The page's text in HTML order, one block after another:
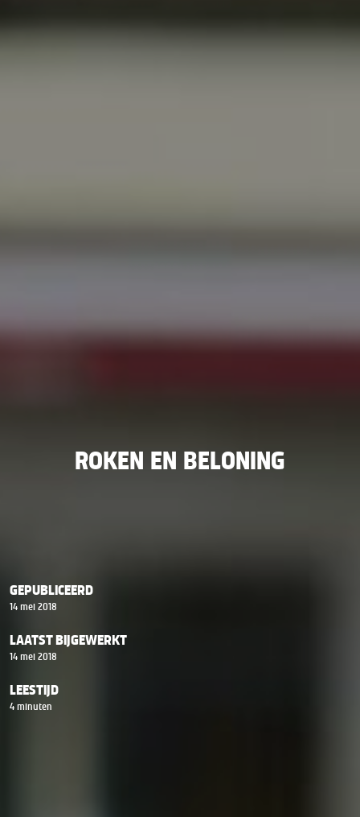
ROKEN EN BELONING
GEPUBLICEERD
14 mei 2018
LAATST BIJGEWERKT
14 mei 2018
LEESTIJD
4 minuten